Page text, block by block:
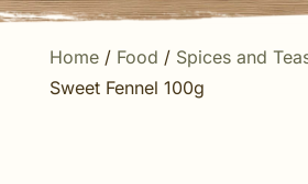
Home/ Food / Spices and
Sweet Fennel 100g